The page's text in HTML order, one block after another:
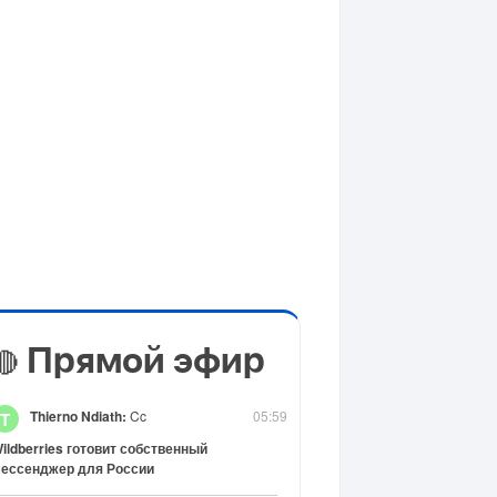
Прямой эфир
05:59
T Thierno Ndiath: Cc
готовит собственный
для России